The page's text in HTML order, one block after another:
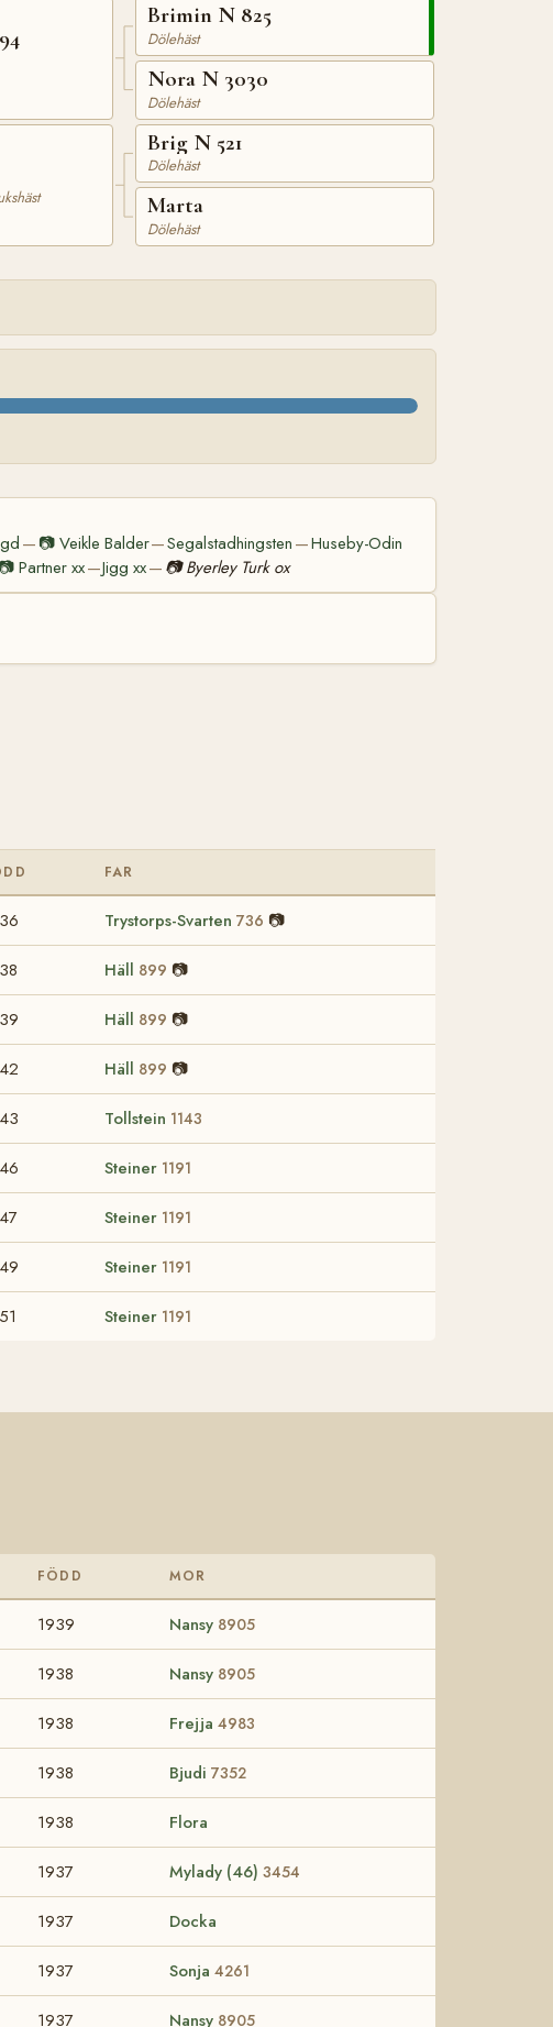
Brimin N 825
Dölehäst
Nora N 3030
Dölehäst
Brig N 521
Dölehäst
Marta
Dölehäst
— 📷 Veikle Balder—Segalstadhingsten —Huseby-Odin
📷Partner xx—Jigg xx— 📷 Byerley Turk ox
FAR
Trystorps-Svarten 736 📷
Häll 899 📷
Häll 899 📷
Häll 899 📷
Tollstein 1143
Steiner 1191
Steiner 1191
Steiner 1191
Steiner 1191
FÖDD MOR
1939 Nansy 8905
1938 Nansy 8905
1938 Frejja 4983
1938 Bjudi 7352
1938 Flora
1937 Mylady (46) 3454
1937 Docka
1937 Sonja 4261
1937 Nansy 8905